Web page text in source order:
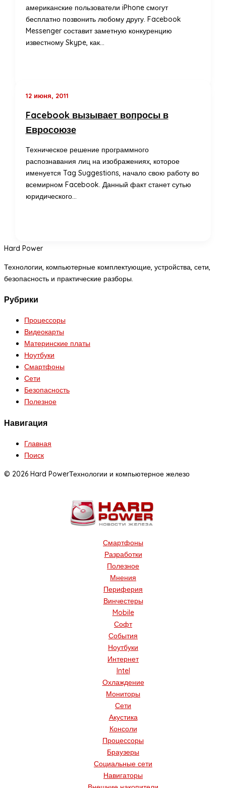
американские пользователи iPhone смогут
бесплатно позвонить любому другу. Facebook
Messenger составит заметную конкуренцию
известному Skype, как…
12 июня, 2011
Facebook вызывает вопросы в
Евросоюзе
Техническое решение программного
распознавания лиц на изображениях, которое
именуется Tag Suggestions, начало свою работу во
всемирном Facebook. Данный факт станет сутью
юридического…
Hard Power
Технологии, компьютерные комплектующие, устройства, сети,
безопасность и практические разборы.
Рубрики
Процессоры
Видеокарты
Материнские платы
Ноутбуки
Смартфоны
Сети
Безопасность
Полезное
Навигация
Главная
Поиск
© 2026 Hard PowerТехнологии и компьютерное железо
Смартфоны
Разработки
Полезное
Мнения
Периферия
Винчестеры
Mobile
Софт
События
Ноутбуки
Интернет
Intel
Охлаждение
Мониторы
Сети
Акустика
Консоли
Процессоры
Браузеры
Социальные сети
Навигаторы